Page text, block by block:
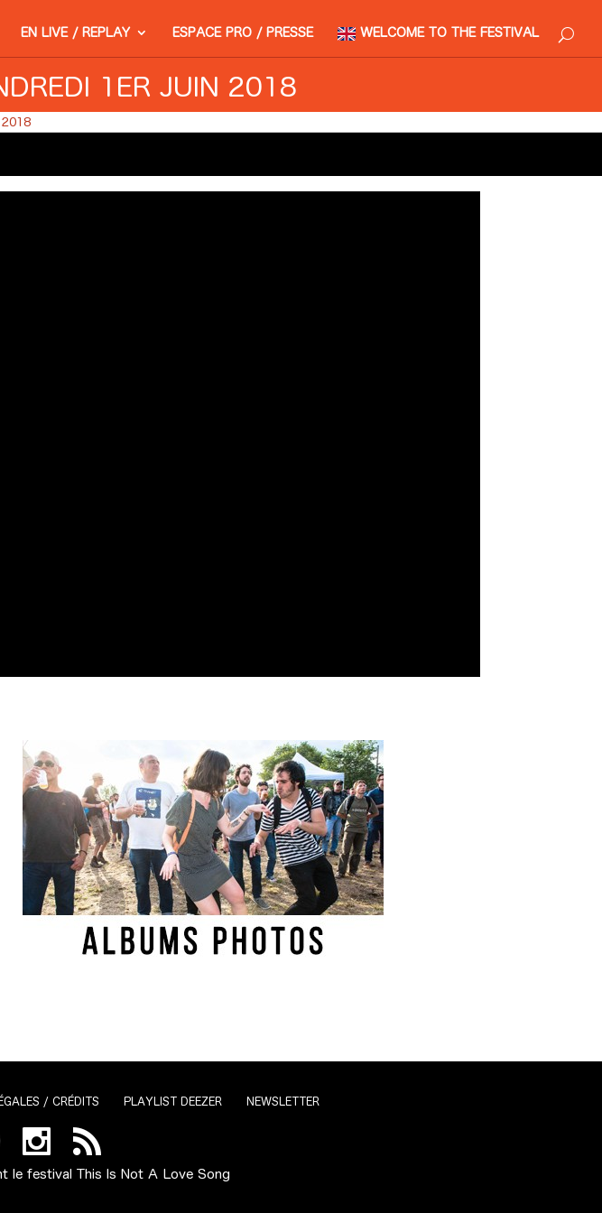
EN LIVE / REPLAY ESPACE PRO / PRESSE WELCOME TO THE FESTIVAL
1ER JUIN 2018
2018
/ CRÉDITS PLAYLIST DEEZER NEWSLETTER
le festival This Is Not A Love Song